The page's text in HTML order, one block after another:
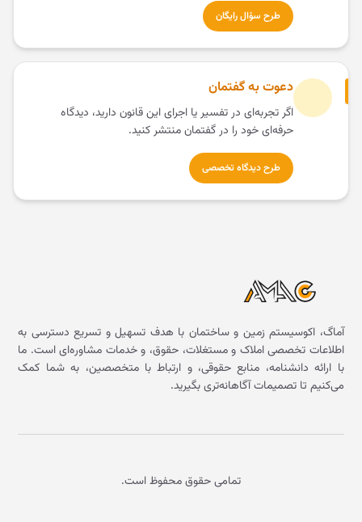
طرح سؤال رایگان
دعوت به گفتمان
اگر تجربه‌ای در تفسیر یا اجرای این قانون دارید، دیدگاه
حرفه‌ای خود را در گفتمان منتشر کنید.
طرح دیدگاه تخصصی
آماگ، اکوسیستم زمین و ساختمان با هدف تسهیل و تسریع دسترسی به
اطلاعات تخصصی املاک و مستغلات، حقوق، و خدمات مشاوره‌ای است. ما
با ارائه دانشنامه، منابع حقوقی، و ارتباط با متخصصین، به شما کمک
می‌کنیم تا تصمیمات آگاهانه‌تری بگیرید.
تمامی حقوق محفوظ است.